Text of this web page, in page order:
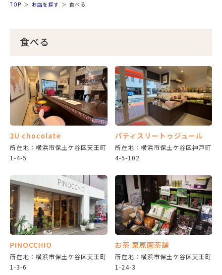
TOP お店を探す 食べる
食べる
2U chocolate
所在地：横浜市保土ケ谷区天王町
1-4-5
パティスリートゥジュール
所在地：横浜市保土ケ谷区神戸町
4-5-102
PINOCCHIO
所在地：横浜市保土ケ谷区天王町
1-3-6
お茶 栗原園茶舗
所在地：横浜市保土ケ谷区天王町
1-24-3